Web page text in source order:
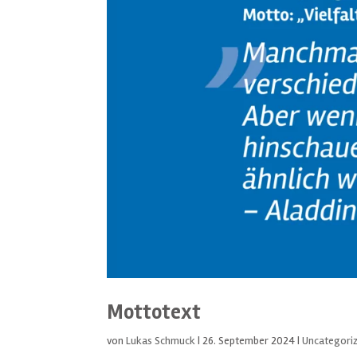
Mottotext
vonLukas Schmuck|26. September 2024|